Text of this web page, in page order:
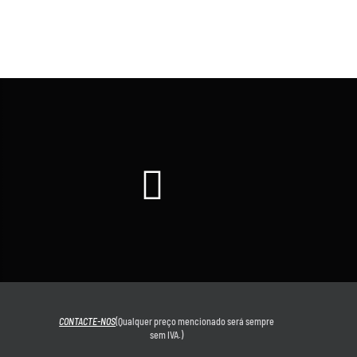
CONTACTE-NOS(Qualquer preço mencionado será sempre
sem IVA.)